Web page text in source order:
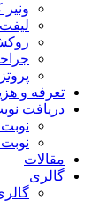
لیفت
تعرفه و
دریافت
مقالات
گالری